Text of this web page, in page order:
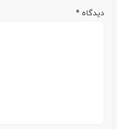
دیدگاه *